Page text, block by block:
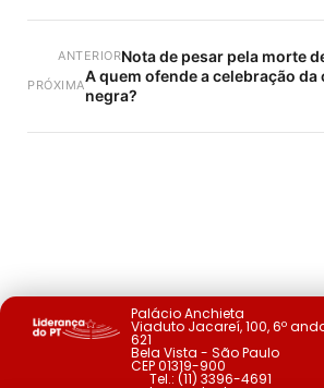
ANTERIORNota de pesar pela morte
PRÓXIMAA quem ofende a celebração
negra?
Palácio Anchieta
Viaduto Jacareí, 100, 6º
621
Bela Vista - São Paulo
CEP 01319-900
Tel.: (11) 3396-4691